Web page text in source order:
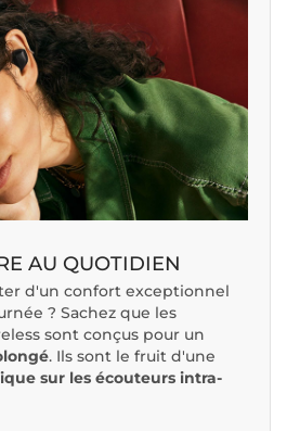
AU QUOTIDIEN
d'un confort exceptionnel
? Sachez que les
sont conçus pour un
. Ils sont le fruit d'une
sur les écouteurs intra-